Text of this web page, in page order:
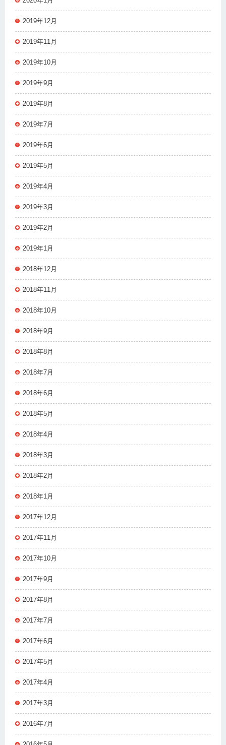
2019年12月
2019年11月
2019年10月
2019年9月
2019年8月
2019年7月
2019年6月
2019年5月
2019年4月
2019年3月
2019年2月
2019年1月
2018年12月
2018年11月
2018年10月
2018年9月
2018年8月
2018年7月
2018年6月
2018年5月
2018年4月
2018年3月
2018年2月
2018年1月
2017年12月
2017年11月
2017年10月
2017年9月
2017年8月
2017年7月
2017年6月
2017年5月
2017年4月
2017年3月
2016年7月